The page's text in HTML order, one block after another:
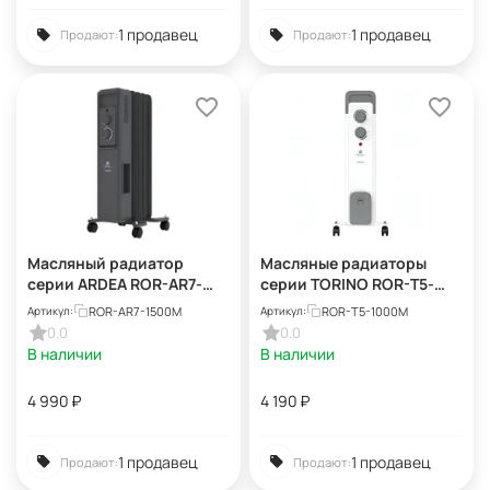
Продают:1 продавец Продают:1 продавец
Масляный радиатор
серии ARDEA ROR-AR7-
1500M
Артикул: ROR-AR7-1500M
0.0
В наличии
4 990 ₽
Продают:1 продавец
Масляные радиаторы
серии TORINO ROR-T5-
1000M
Артикул: ROR-T5-1000M
0.0
В наличии
4 190 ₽
Продают:1 продавец